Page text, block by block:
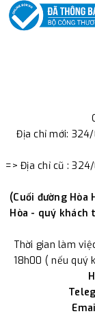
Địa chỉ mới: 324/
=> Địa chỉ cũ : 324/
(Cuối đường
Hòa - quý khách
Thời gian làm
18h00 ( nếu quý